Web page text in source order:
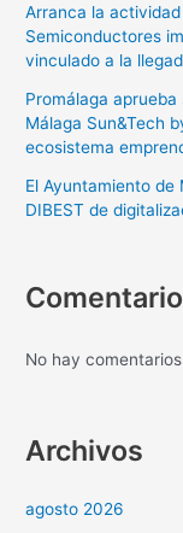
Arranca la
Semiconductores
vinculado a la
Promálaga
Málaga Sun&Tech
ecosistema
El Ayuntamiento
DIBEST de
No hay
Archivos
agosto 2026